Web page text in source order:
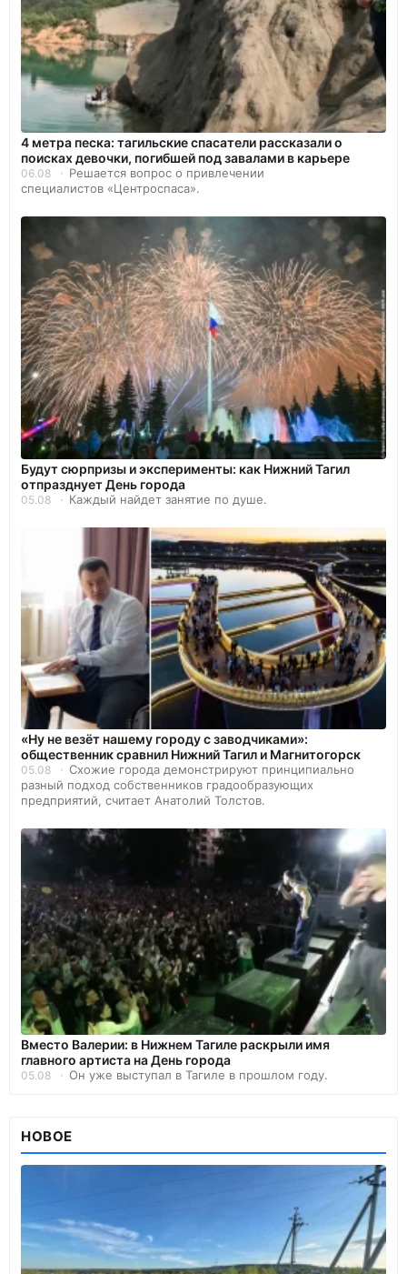
4 метра песка: тагильские спасатели рассказали о
поисках девочки, погибшей под завалами в карьере
06.08
Решается вопрос о привлечении
специалистов «Центроспаса».
Будут сюрпризы и эксперименты: как Нижний Тагил
отпразднует День города
05.08 Каждый найдет занятие по душе.
«Ну не везёт нашему городу с заводчиками»:
общественник сравнил Нижний Тагил и Магнитогорск
05.08
Схожие города демонстрируют принципиально
разный подход собственников градообразующих
предприятий, считает Анатолий Толстов.
Вместо Валерии: в Нижнем Тагиле раскрыли имя
главного артиста на День города
05.08 Он уже выступал в Тагиле в прошлом году.
НОВОЕ